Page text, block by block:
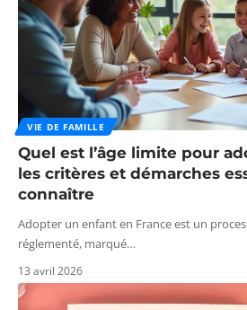
VIE DE FAMILLE
Quel est l’âge limite pour
les critères et démarches
connaître
Adopter un enfant en France est un
réglementé, marqué…
13 avril 2026